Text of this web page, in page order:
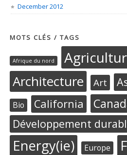
December 2012
MOTS CLÉS / TAGS
Afrique du nord
Architecture Art
Bio California
Développement
Energy(ie) Europe